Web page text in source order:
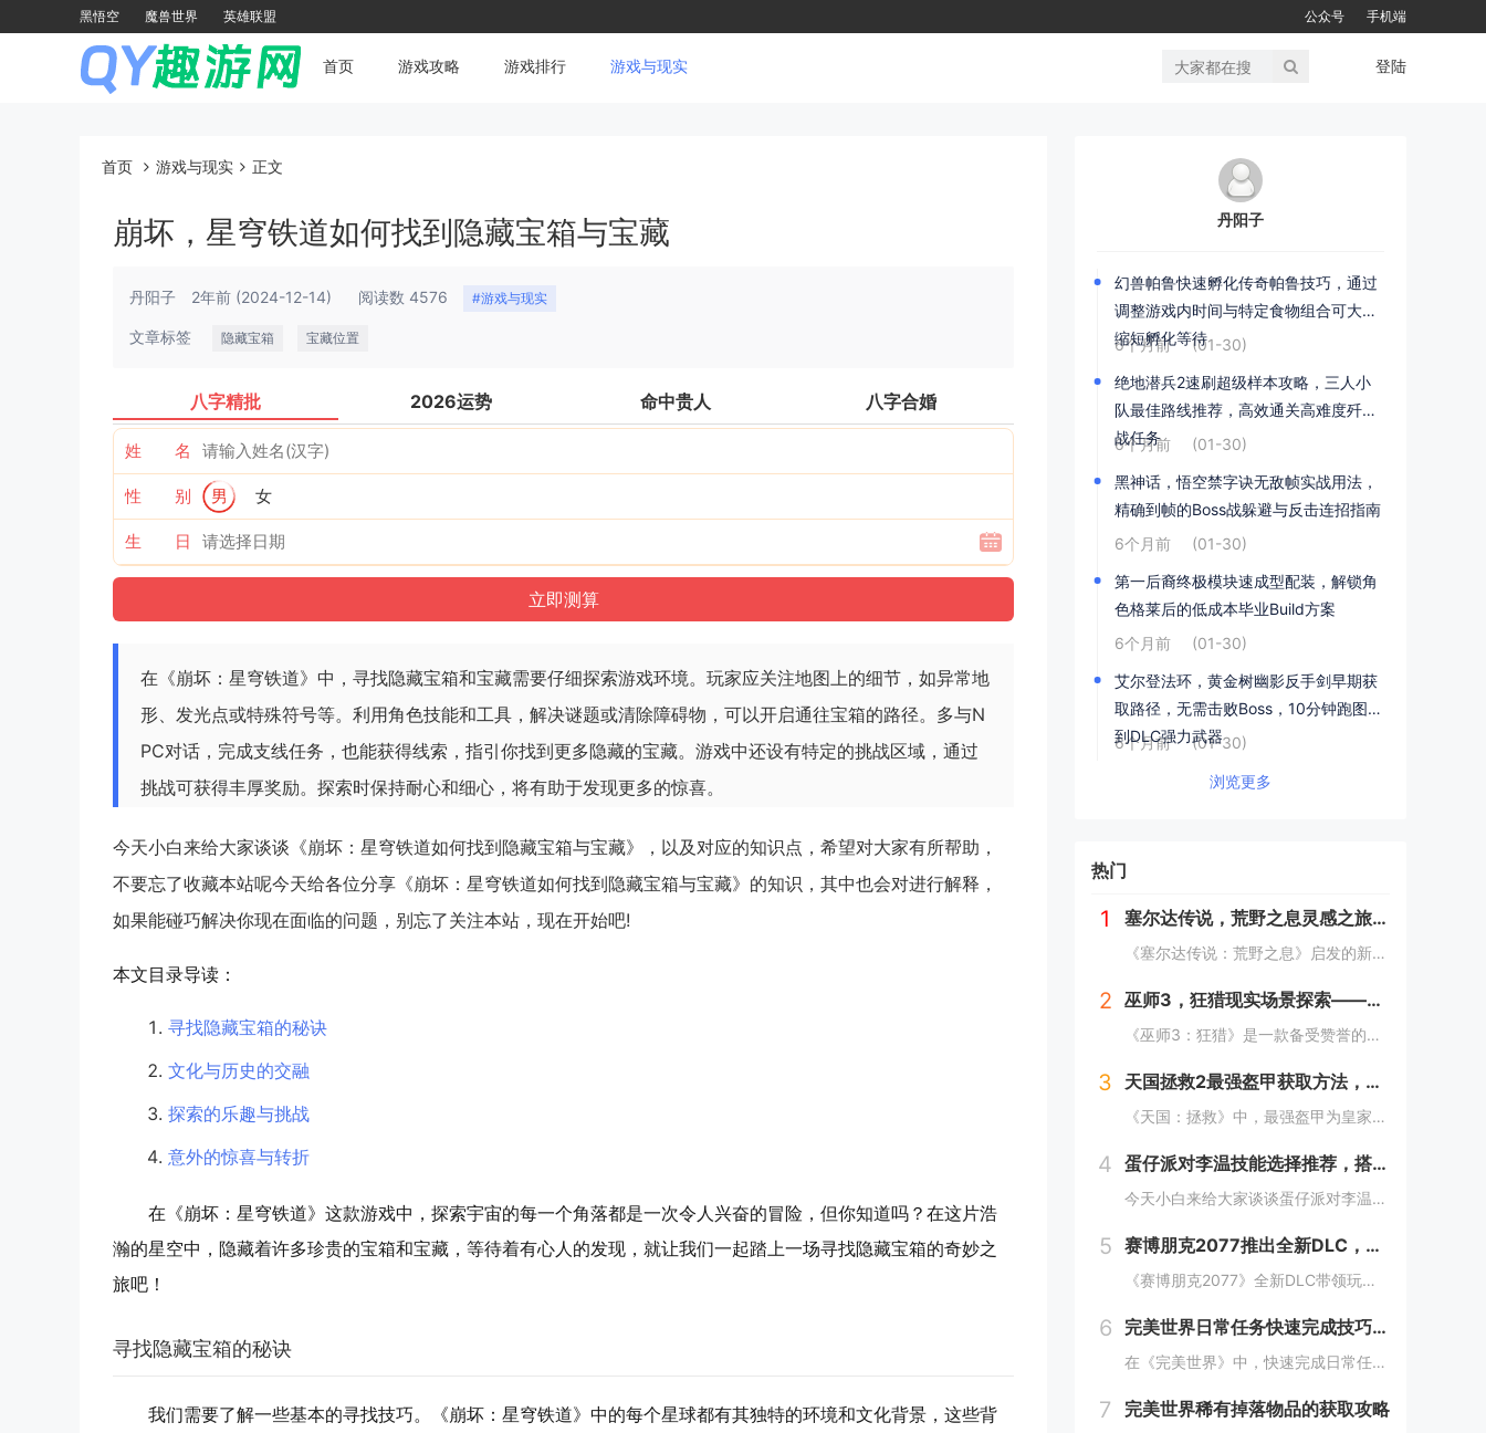
黑悟空 魔兽世界 英雄联盟 公众号 手机端
首页 游戏攻略 游戏排行 游戏与现实 登陆
首页 游戏与现实 正文
崩坏，星穹铁道如何找到隐藏宝箱与宝藏
丹阳子 2年前 (2024-12-14) 阅读数 4576 #游戏与现实
文章标签 隐藏宝箱 宝藏位置
八字精批 2026运势 命中贵人 八字合婚
姓 名
性 别 男 女
生 日
在《崩坏：星穹铁道》中，寻找隐藏宝箱和宝藏需要仔细探索游戏环境。玩家应关注地图上的细节，如异常地
形、发光点或特殊符号等。利用角色技能和工具，解决谜题或清除障碍物，可以开启通往宝箱的路径。多与N
PC对话，完成支线任务，也能获得线索，指引你找到更多隐藏的宝藏。游戏中还设有特定的挑战区域，通过
挑战可获得丰厚奖励。探索时保持耐心和细心，将有助于发现更多的惊喜。
今天小白来给大家谈谈《崩坏：星穹铁道如何找到隐藏宝箱与宝藏》，以及对应的知识点，希望对大家有所帮助，
不要忘了收藏本站呢今天给各位分享《崩坏：星穹铁道如何找到隐藏宝箱与宝藏》的知识，其中也会对进行解释，
如果能碰巧解决你现在面临的问题，别忘了关注本站，现在开始吧!
本文目录导读：
寻找隐藏宝箱的秘诀
文化与历史的交融
探索的乐趣与挑战
意外的惊喜与转折
在《崩坏：星穹铁道》这款游戏中，探索宇宙的每一个角落都是一次令人兴奋的冒险，但你知道吗？在这片浩
瀚的星空中，隐藏着许多珍贵的宝箱和宝藏，等待着有心人的发现，就让我们一起踏上一场寻找隐藏宝箱的奇妙之
旅吧！
寻找隐藏宝箱的秘诀
我们需要了解一些基本的寻找技巧。《崩坏：星穹铁道》中的每个星球都有其独特的环境和文化背景，这些背
丹阳子
幻兽帕鲁快速孵化传奇帕鲁技巧，通过
调整游戏内时间与特定食物组合可大幅
缩短孵化等待
6个月前
(01-30)
绝地潜兵2速刷超级样本攻略，三人小
队最佳路线推荐，高效通关高难度歼灭
战任务
6个月前
(01-30)
黑神话，悟空禁字诀无敌帧实战用法，
精确到帧的Boss战躲避与反击连招指南
6个月前
(01-30)
第一后裔终极模块速成型配装，解锁角
色格莱后的低成本毕业Build方案
6个月前
(01-30)
艾尔登法环，黄金树幽影反手剑早期获
取路径，无需击败Boss，10分钟跑图拿
到DLC强力武器
6个月前 (01-30)
浏览更多
热门
1 塞尔达传说，荒野之息灵感之旅——新西兰南岛峡湾探秘与荒野生存体验
《塞尔达传说：荒野之息》启发的新西兰南岛之旅，探索了其壮丽的自然风光与荒野生存体验。在峡湾国家公园，你将亲历游戏般的奇妙景色，从镜面般的湖泊、雄伟的山脉到神秘的森林，每一处都仿佛是游戏中的场景再现。你可以参与野外生存活动，学习采集、搭建庇护...
2 巫师3，狂猎现实场景探索——波兰的梅德韦德堡与温特堡城堡的奇幻之旅
《巫师3：狂猎》是一款备受赞誉的角色扮演游戏，其现实中的灵感来源之一是波兰的梅德韦德堡和温特堡城堡。这两处地点以其独特的中世纪建筑风格和壮丽的自然风光，为游戏营造了奇幻而真实的背景。梅德韦德堡位于波兰南部，拥有悠久的历史和神秘氛围；而温特堡...
3 天国拯救2最强盔甲获取方法，全套装位置一览
《天国：拯救》中，最强盔甲为皇家骑士盔甲，获取较为复杂。首先需完成“皇家侍卫”任务线，帮助亨利成为国王的私人护卫。之后，在王宫内找到盔甲的具体位置，通常藏于密室或特定房间。完成相关任务后，玩家可获得这套顶级装备，大幅提升防御力和战斗能力。游...
4 蛋仔派对李温技能选择推荐，搭配出最佳套路
今天小白来给大家谈谈蛋仔派对李温技能选择推荐，搭配出最佳套路，以及蛋仔派对攻略对应的知识点，希望对大家有所帮助，不要忘了收藏本站呢今天给各位分享蛋仔派对李温技能选择推荐，搭配出最佳套路的知识，其中也会对蛋仔派对攻略进行解释，如果能碰巧解决你...
5 赛博朋克2077推出全新DLC，探索未来城市的秘密和新任务
《赛博朋克2077》全新DLC带领玩家深入未来城市，揭示隐藏的秘密并开启一系列新任务。在这一扩展内容中，玩家将有机会探索更多未知区域，体验丰富多彩的剧情，与全新角色互动，进一步丰富游戏世界的沉浸感与可玩性。今天小白来给大家谈谈《赛博朋克20...
6 完美世界日常任务快速完成技巧，轻松获取丰厚奖励
在《完美世界》中，快速完成日常任务不仅能节省时间，还能确保玩家获得丰厚的奖励。合理规划任务路线，优先选择高经验值和金币奖励的任务。利用双倍经验时间进行任务，可以事半功倍。组队完成任务效率更高，特别是对于需要击败强大敌人的任务。不要忘记使用游...
7 完美世界稀有掉落物品的获取攻略